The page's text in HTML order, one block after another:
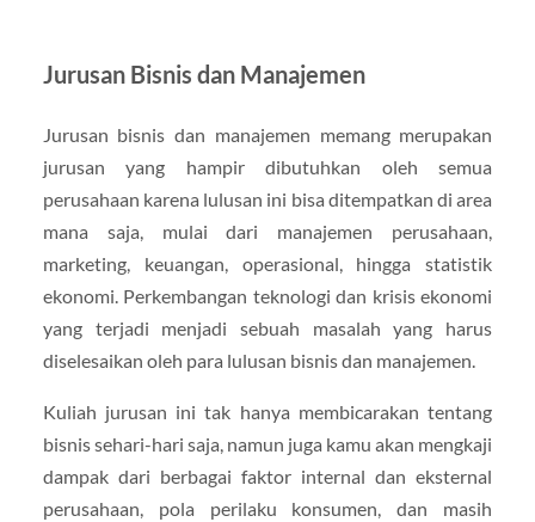
Jurusan Bisnis dan Manajemen
Jurusan bisnis dan manajemen memang merupakan
jurusan yang hampir dibutuhkan oleh semua
perusahaan karena lulusan ini bisa ditempatkan di area
mana saja, mulai dari manajemen perusahaan,
marketing, keuangan, operasional, hingga statistik
ekonomi. Perkembangan teknologi dan krisis ekonomi
yang terjadi menjadi sebuah masalah yang harus
diselesaikan oleh para lulusan bisnis dan manajemen.
Kuliah jurusan ini tak hanya membicarakan tentang
bisnis sehari-hari saja, namun juga kamu akan mengkaji
dampak dari berbagai faktor internal dan eksternal
perusahaan, pola perilaku konsumen, dan masih